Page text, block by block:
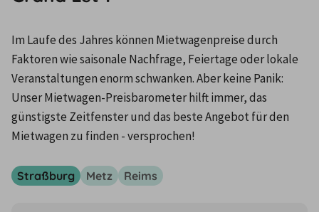
Im Laufe des Jahres können Mietwagenpreise durch
Faktoren wie saisonale Nachfrage, Feiertage oder lokale
Veranstaltungen enorm schwanken. Aber keine Panik:
Unser Mietwagen-Preisbarometer hilft immer, das
günstigste Zeitfenster und das beste Angebot für den
Mietwagen zu finden - versprochen!
Straßburg Metz Reims